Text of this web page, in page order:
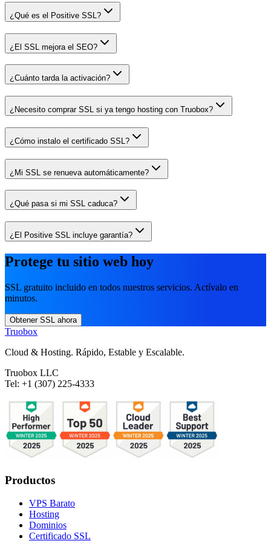
¿Qué es el Positive SSL?
¿El SSL mejora el SEO?
¿Cuánto tarda la activación?
¿Necesito comprar SSL si ya tengo hosting con Truobox?
¿Cómo instalo el certificado SSL?
¿Mi SSL se renueva automáticamente?
¿Qué pasa si mi SSL caduca?
¿El Positive SSL incluye garantía?
Protege tu sitio web hoy
SSL gratuito incluido en todos nuestros servicios. Actívalo en
minutos.
Obtener SSL ahora
Truobox
Cloud & Hosting. Rápido, Estable y Escalable.
Truobox LLC
Tel: +1 (307) 225-4333
Productos
VPS Barato
Hosting
Dominios
Certificado SSL